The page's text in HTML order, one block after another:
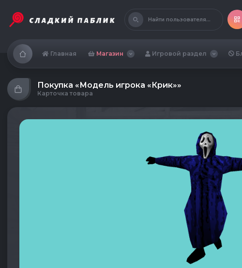
Найти пользователя...
Главная Магазин Игровой раздел
Покупка «Модель игрока «Крик»»
Карточка товара